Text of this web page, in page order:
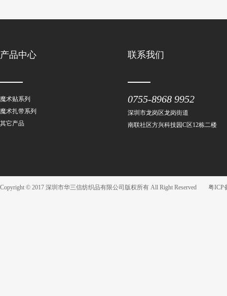
产品中心
魔术贴系列
魔术扎带系列
其它产品
联系我们
0755-8968 9952
深圳市龙岗区龙岗街道
南联社区方兴科技园C区12栋二楼
Copyright © 2017 深圳市华三信纺织品有限公司版权所有 All Right Reserved 粤ICP